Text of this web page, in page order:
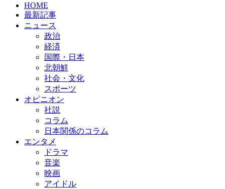
HOME
最新記事
ニュース
政治
経済
国際・日本
北朝鮮
社会・文化
スポーツ
オピニオン
社説
コラム
日本関係のコラム
エンタメ
ドラマ
音楽
映画
アイドル